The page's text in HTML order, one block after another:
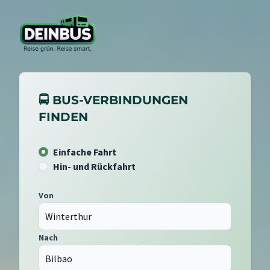
🚍 BUS-VERBINDUNGEN
FINDEN
Einfache Fahrt
Hin- und Rückfahrt
Von
Nach